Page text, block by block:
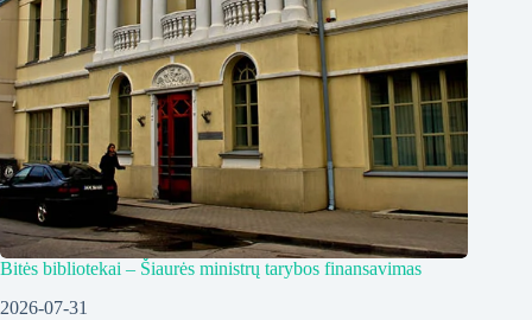
Bitės bibliotekai – Šiaurės ministrų tarybos finansavimas
2026-07-31